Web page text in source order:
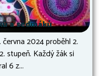
a sedmáků
2024 proběhl 2.
stupeň. Každý žák si
6 z...